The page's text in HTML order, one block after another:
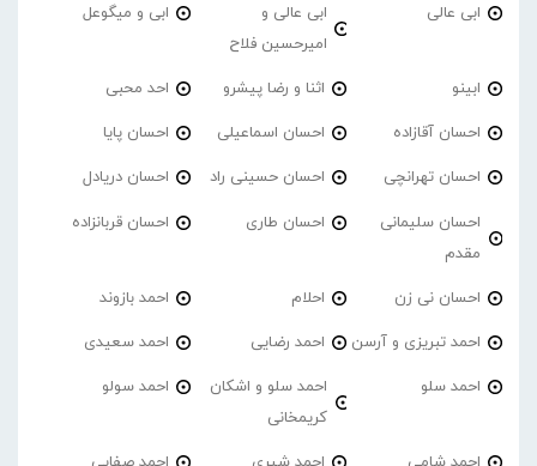
ابی عالی
ابی عالی و
امیرحسین فلاح
ابی و میگوعل
ابینو اثنا و رضا پیشرو احد محبی
احسان آقازاده احسان اسماعیلی احسان پایا
احسان تهرانچی احسان حسینی راد احسان دریادل
احسان سلیمانی
مقدم
احسان طاری احسان قربانزاده
احسان نی زن احلام احمد بازوند
احمد تبریزی و آرسن احمد‌ رضایی احمد سعیدی
احمد سلو
احمد سلو و اشکان
کریمخانی
احمد سولو